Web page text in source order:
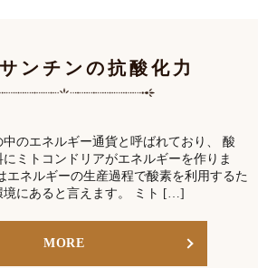
ンチンの抗酸化力
中のエネルギー通貨と呼ばれており、 酸
ミトコンドリアがエネルギーを作りま
エネルギーの生産過程で酸素を利用するた
境にあると言えます。 ミト […]
MORE